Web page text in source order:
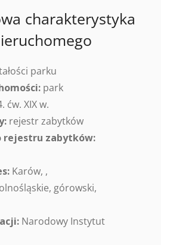
charakterystyka
parku
park
ćw. XIX w.
rejestr zabytków
rejestru zabytków:
Karów, ,
górowski,
Narodowy Instytut